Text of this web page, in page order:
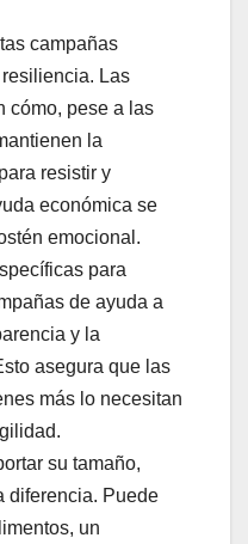
campañas
Las
cómo, pese a las
la
resistir y
económica se
emocional.
para
de ayuda a
y la
asegura que las
más lo necesitan
su tamaño,
diferencia. Puede
un